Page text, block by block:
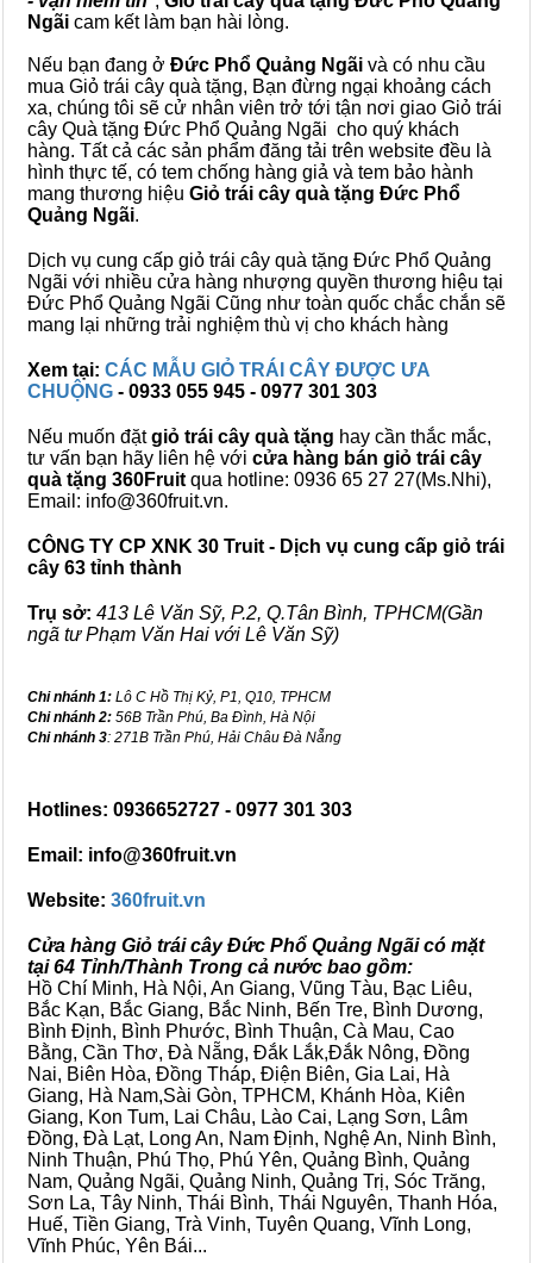
Ngãi cam kết làm bạn hài lòng.
Nếu bạn đang ở Đức Phổ Quảng Ngãi và có nhu cầu
mua Giỏ trái cây quà tặng, Bạn đừng ngại khoảng cách
xa, chúng tôi sẽ cử nhân viên trở tới tận nơi giao Giỏ trái
cây Quà tặng Đức Phổ Quảng Ngãi cho quý khách
hàng. Tất cả các sản phẩm đăng tải trên website đều là
hình thực tế, có tem chống hàng giả và tem bảo hành
mang thương hiệu Giỏ trái cây quà tặng Đức Phổ
Quảng Ngãi.
Dịch vụ cung cấp giỏ trái cây quà tặng Đức Phổ Quảng
Ngãi với nhiều cửa hàng nhượng quyền thương hiệu tại
Đức Phổ Quảng Ngãi Cũng như toàn quốc chắc chắn sẽ
mang lại những trải nghiệm thù vị cho khách hàng
Xem tại: CÁC MẪU GIỎ TRÁI CÂY ĐƯỢC ƯA
CHUỘNG - 0933 055 945 - 0977 301 303
Nếu muốn đặtgiỏ trái cây quà tặng hay cần thắc mắc,
tư vấn bạn hãy liên hệ với cửa hàng bán giỏ trái cây
quà tặng 360Fruit qua hotline: 0936 65 27 27(Ms.Nhi),
Email: info@360fruit.vn.
CÔNG TY CP XNK 30 Truit - Dịch vụ cung cấp giỏ trái
cây 63 tỉnh thành
Trụ sở: 413 Lê Văn Sỹ, P.2, Q.Tân Bình, TPHCM(Gần
ngã tư Phạm Văn Hai với Lê Văn Sỹ)
Chi nhánh 1: Lô C Hồ Thị Kỷ, P1, Q10, TPHCM
Chi nhánh 2: 56B Trần Phú, Ba Đình, Hà Nội
Chi nhánh 3: 271B Trần Phú, Hải Châu Đà Nẵng
Hotlines: 0936652727 - 0977 301 303
Email: info@360fruit.vn
Website: 360fruit.vn
Cửa hàng Giỏ trái cây Đức Phổ Quảng Ngãi có mặt
tại 64 Tỉnh/Thành Trong cả nước bao gồm:
Hồ Chí Minh, Hà Nội, An Giang, Vũng Tàu, Bạc Liêu,
Bắc Kạn, Bắc Giang, Bắc Ninh, Bến Tre, Bình Dương,
Bình Định, Bình Phước, Bình Thuận, Cà Mau, Cao
Bằng, Cần Thơ, Đà Nẵng, Đắk Lắk,Đắk Nông, Đồng
Nai, Biên Hòa, Đồng Tháp, Điện Biên, Gia Lai, Hà
Giang, Hà Nam,Sài Gòn, TPHCM, Khánh Hòa, Kiên
Giang, Kon Tum, Lai Châu, Lào Cai, Lạng Sơn, Lâm
Đồng, Đà Lạt, Long An, Nam Định, Nghệ An, Ninh Bình,
Ninh Thuận, Phú Thọ, Phú Yên, Quảng Bình, Quảng
Nam, Quảng Ngãi, Quảng Ninh, Quảng Trị, Sóc Trăng,
Sơn La, Tây Ninh, Thái Bình, Thái Nguyên, Thanh Hóa,
Huế, Tiền Giang, Trà Vinh, Tuyên Quang, Vĩnh Long,
Vĩnh Phúc, Yên Bái...